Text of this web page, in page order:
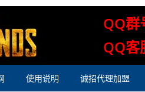
QQ群
QQ客
使用说明 诚招代理加盟